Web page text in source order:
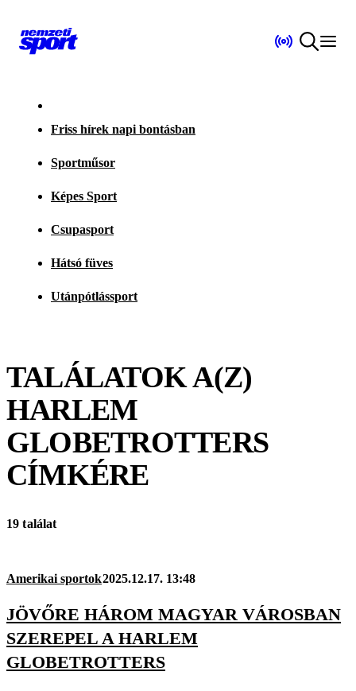
Friss hírek napi bontásban
Sportműsor
Képes Sport
Csupasport
Hátsó füves
Utánpótlássport
TALÁLATOK A(Z)
HARLEM
GLOBETROTTERS
CÍMKÉRE
19 találat
Amerikai sportok2025.12.17. 13:48
JÖVŐRE HÁROM MAGYAR VÁROSBAN
SZEREPEL A HARLEM
GLOBETROTTERS